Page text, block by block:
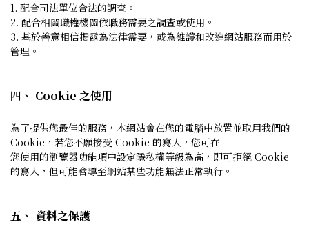
1. 配合司法單位合法的調查。
2. 配合相關職權機關依職務需要之調查或使用。
3. 基於善意相信揭露為法律需要，或為維護和改進網站服務而用於
管理。
四、 Cookie 之使用
為了提供您最佳的服務，本網站會在您的電腦中放置並取用我們的
Cookie，若您不願接受 Cookie 的寫入，您可在
您使用的瀏覽器功能項中設定隱私權等級為高，即可拒絕 Cookie
的寫入，但可能會導至網站某些功能無法正常執行。
五、 資料之保護